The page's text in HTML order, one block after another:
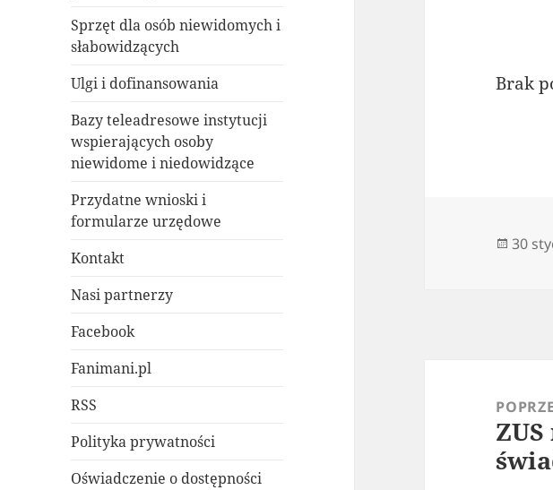
Sprzęt dla osób niewidomych i
słabowidzących
Ulgi i dofinansowania
Bazy teleadresowe instytucji
wspierających osoby
niewidome i niedowidzące
Przydatne wnioski i
formularze urzędowe
Kontakt
Nasi partnerzy
Facebook
Fanimani.pl
RSS
Polityka prywatności
Oświadczenie o dostępności
Brak
Data
30
wpis: